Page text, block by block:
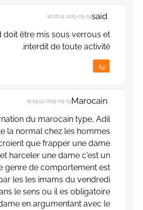
said
2019-09-19 18:26:14
doit être mis sous verrous et
interdit de toute activité.
رد
Marocain
2019-09-19 15:59:53
du marocain type, Adil
la normal chez les hommes
que frapper une dame
harceler une dame c'est un
genre de comportement est
les les imams du vendredi
le sens ou il es obligatoire
en argumentant avec le